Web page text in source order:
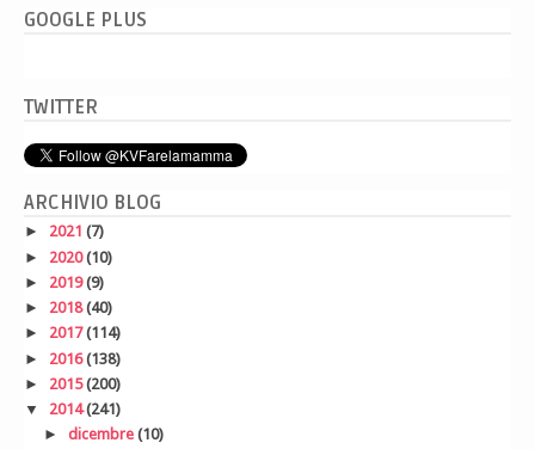
GOOGLE PLUS
TWITTER
ARCHIVIO BLOG
► 2021 (7)
► 2020(10)
► 2019(9)
► 2018(40)
► 2017(114)
► 2016(138)
► 2015(200)
▼ 2014(241)
► dicembre (10)